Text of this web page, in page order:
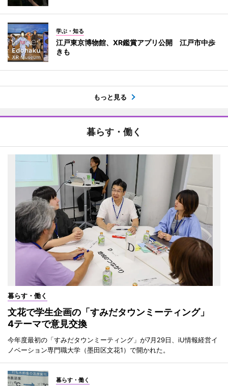
学ぶ・知る
江戸東京博物館、XR鑑賞アプリ公開 江戸市中歩
きも
もっと見る
暮らす・働く
暮らす・働く
文花で学生企画の「すみだタウンミーティング」
4テーマで意見交換
今年度最初の「すみだタウンミーティング」が7月29日、iU情報経営イ
ノベーション専門職大学（墨田区文花1）で開かれた。
暮らす・働く